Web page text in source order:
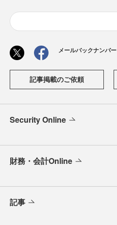
メールバックナンバー
記事掲載のご依頼
Security Online
財務・会計Online
記事